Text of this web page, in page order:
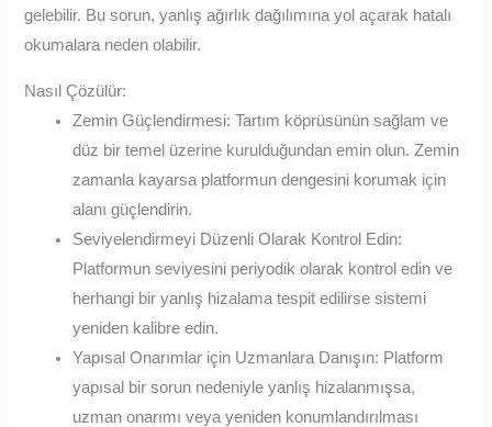
gelebilir. Bu sorun, yanlış ağırlık dağılımına yol açarak hatalı
okumalara neden olabilir.
Nasıl Çözülür:
Zemin Güçlendirmesi: Tartım köprüsünün sağlam ve
düz bir temel üzerine kurulduğundan emin olun. Zemin
zamanla kayarsa platformun dengesini korumak için
alanı güçlendirin.
Seviyelendirmeyi Düzenli Olarak Kontrol Edin:
Platformun seviyesini periyodik olarak kontrol edin ve
herhangi bir yanlış hizalama tespit edilirse sistemi
yeniden kalibre edin.
Yapısal Onarımlar için Uzmanlara Danışın: Platform
yapısal bir sorun nedeniyle yanlış hizalanmışsa,
uzman onarımı veya yeniden konumlandırılması